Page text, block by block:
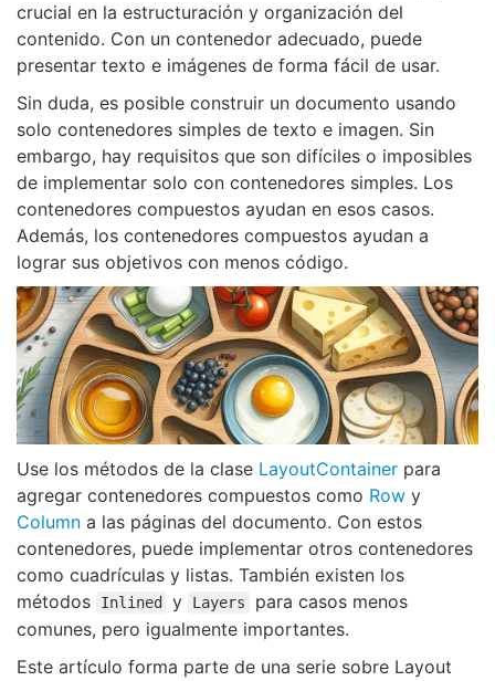
crucial en la estructuración y organización del
contenido. Con un contenedor adecuado, puede
presentar texto e imágenes de forma fácil de usar.
Sin duda, es posible construir un documento usando
solo contenedores simples de texto e imagen. Sin
embargo, hay requisitos que son difíciles o imposibles
de implementar solo con contenedores simples. Los
contenedores compuestos ayudan en esos casos.
Además, los contenedores compuestos ayudan a
lograr sus objetivos con menos código.
Use los métodos de la clase LayoutContainer para
agregar contenedores compuestos como Row y
Column a las páginas del documento. Con estos
contenedores, puede implementar otros contenedores
como cuadrículas y listas. También existen los
métodos
Inlined y Layers
para casos menos
comunes, pero igualmente importantes.
Este artículo forma parte de una serie sobre Layout